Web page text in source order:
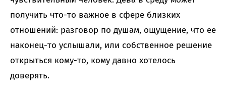
получить что-то важное в сфере близких
отношений: разговор по душам, ощущение, что ее
наконец-то услышали, или собственное решение
открыться кому-то, кому давно хотелось
доверять.